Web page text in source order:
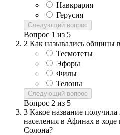
Навкрария
Герусия
Следующий вопрос
Вопрос 1 из 5
2 Как назывались общины
Тесмотеты
Эфоры
Филы
Телоны
Следующий вопрос
Вопрос 2 из 5
3 Какое название получила
населения в Афинах в
Солона?